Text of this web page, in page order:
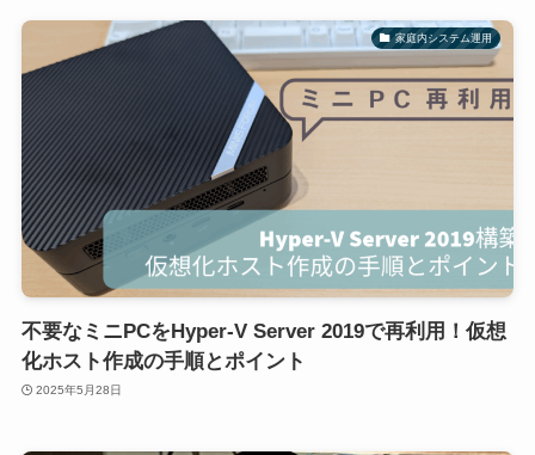
家庭内システム運用
不要なミニPCをHyper-V Server 2019で再利用！仮想
化ホスト作成の手順とポイント
2025年5月28日